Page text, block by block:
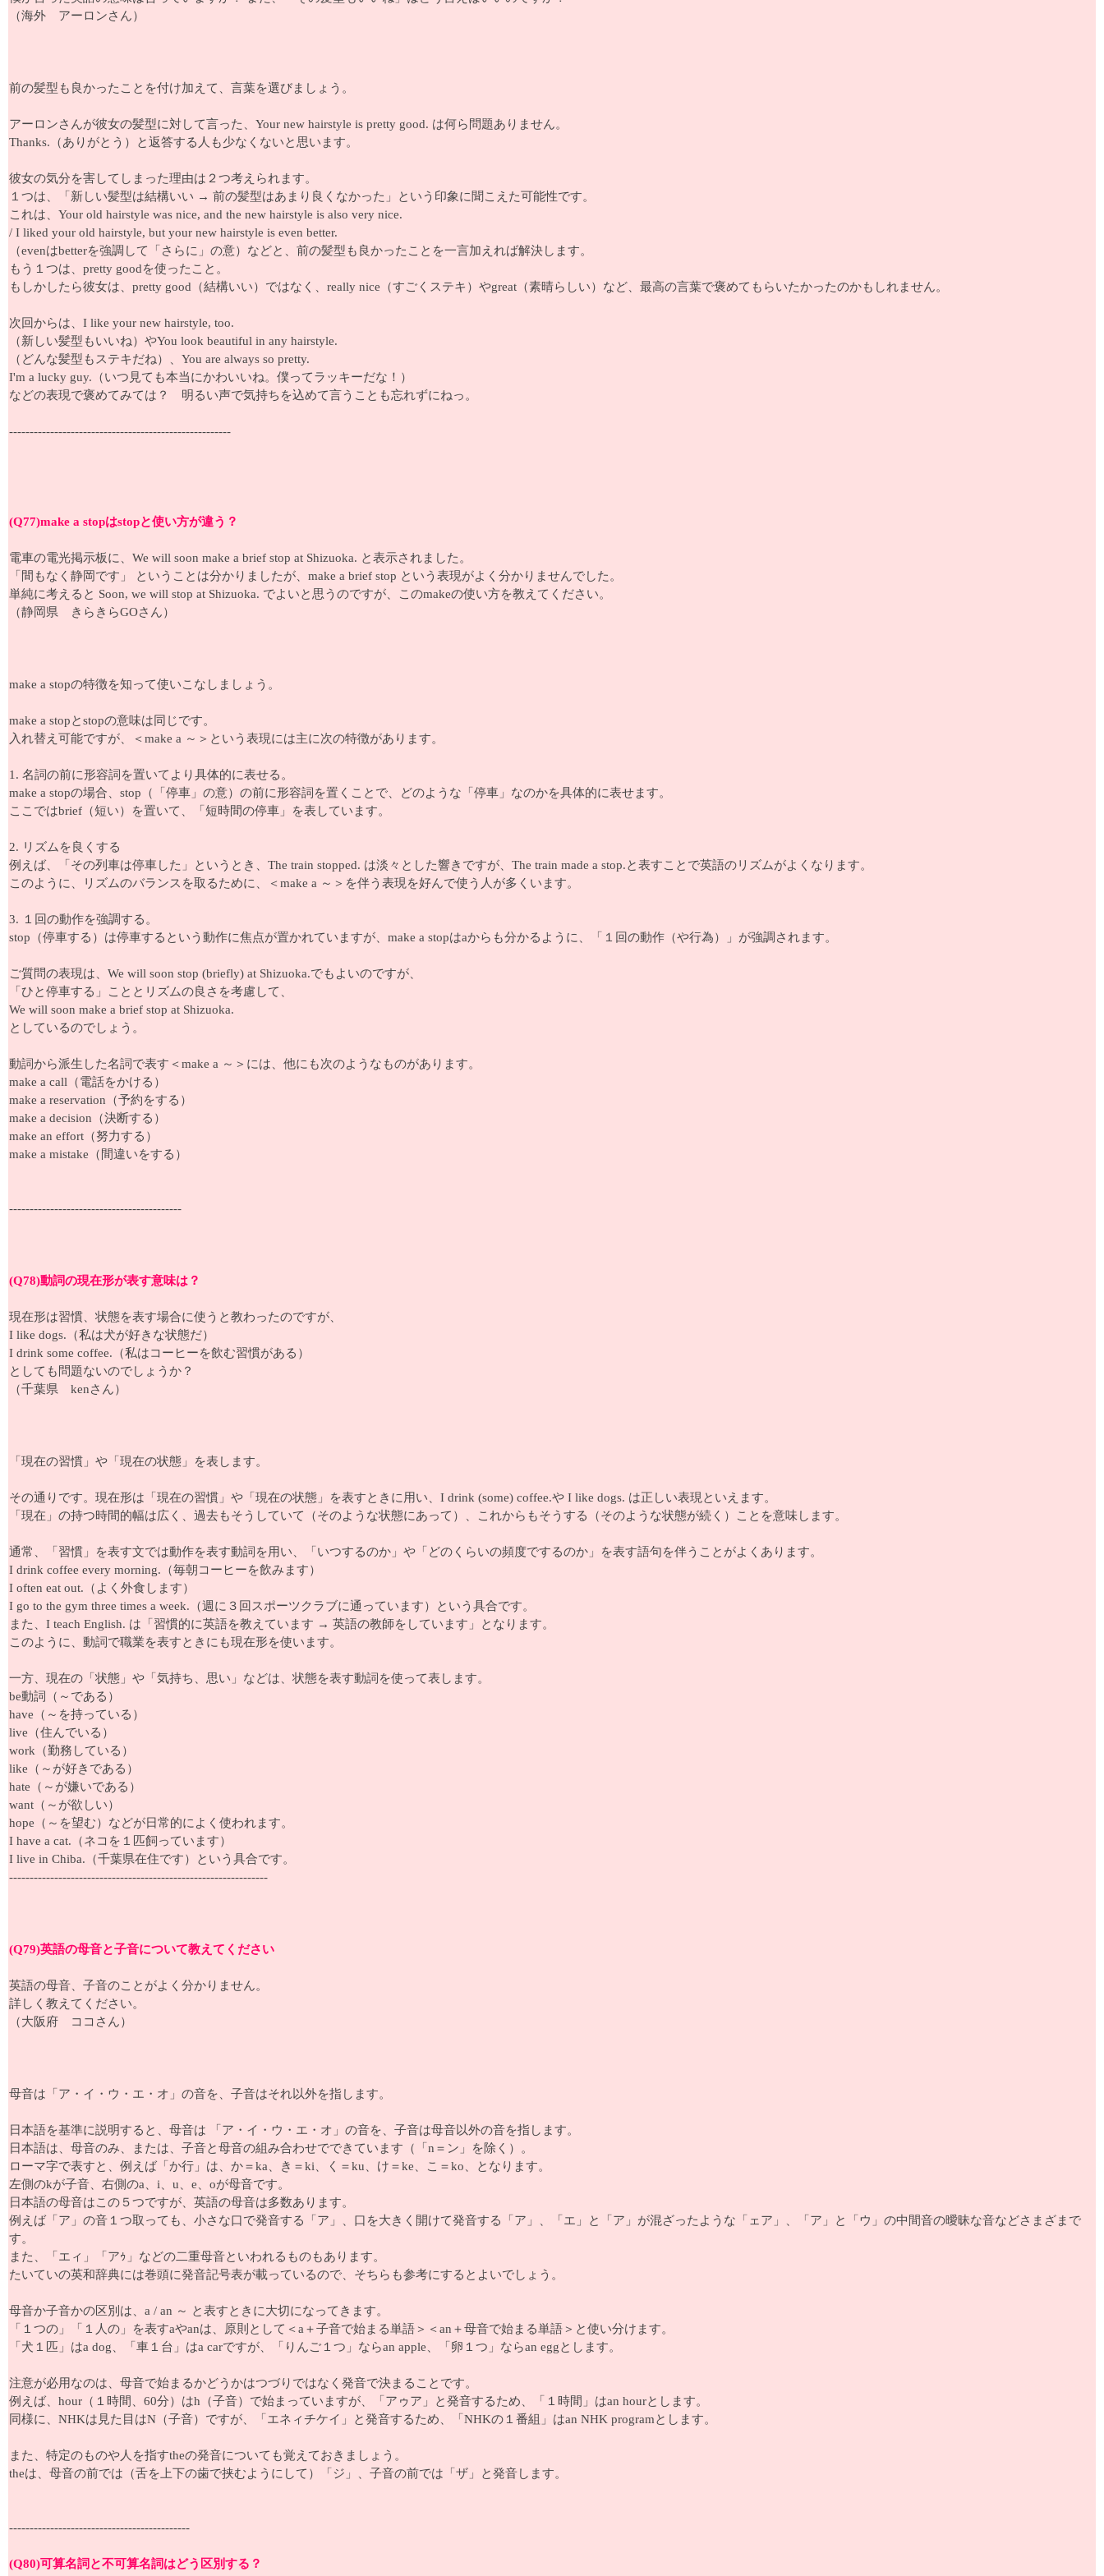
（海外 アーロンさん）
前の髪型も良かったことを付け加えて、言葉を選びましょう。
アーロンさんが彼女の髪型に対して言った、Your new hairstyle is pretty good. は何ら問題ありません。
Thanks.（ありがとう）と返答する人も少なくないと思います。
彼女の気分を害してしまった理由は２つ考えられます。
１つは、「新しい髪型は結構いい → 前の髪型はあまり良くなかった」という印象に聞こえた可能性です。
これは、Your old hairstyle was nice, and the new hairstyle is also very nice.
/ I liked your old hairstyle, but your new hairstyle is even better.
（evenはbetterを強調して「さらに」の意）などと、前の髪型も良かったことを一言加えれば解決します。
もう１つは、pretty goodを使ったこと。
もしかしたら彼女は、pretty good（結構いい）ではなく、really nice（すごくステキ）やgreat（素晴らしい）など、最高の言葉で褒めてもらいたかったのかもしれません。
次回からは、I like your new hairstyle, too.
（新しい髪型もいいね）やYou look beautiful in any hairstyle.
（どんな髪型もステキだね）、You are always so pretty.
I'm a lucky guy.（いつ見ても本当にかわいいね。僕ってラッキーだな！）
などの表現で褒めてみては？ 明るい声で気持ちを込めて言うことも忘れずにねっ。
------------------------------------------------------
(Q77)make a stopはstopと使い方が違う？
電車の電光掲示板に、We will soon make a brief stop at Shizuoka. と表示されました。
「間もなく静岡です」 ということは分かりましたが、make a brief stop という表現がよく分かりませんでした。
単純に考えると Soon, we will stop at Shizuoka. でよいと思うのですが、このmakeの使い方を教えてください。
（静岡県 きらきらGOさん）
make a stopの特徴を知って使いこなしましょう。
make a stopとstopの意味は同じです。
入れ替え可能ですが、＜make a ～＞という表現には主に次の特徴があります。
1. 名詞の前に形容詞を置いてより具体的に表せる。
make a stopの場合、stop（「停車」の意）の前に形容詞を置くことで、どのような「停車」なのかを具体的に表せます。
ここではbrief（短い）を置いて、「短時間の停車」を表しています。
2. リズムを良くする
例えば、「その列車は停車した」というとき、The train stopped. は淡々とした響きですが、The train made a stop.と表すことで英語のリズムがよくなります。
このように、リズムのバランスを取るために、＜make a ～＞を伴う表現を好んで使う人が多くいます。
3. １回の動作を強調する。
stop（停車する）は停車するという動作に焦点が置かれていますが、make a stopはaからも分かるように、「１回の動作（や行為）」が強調されます。
ご質問の表現は、We will soon stop (briefly) at Shizuoka.でもよいのですが、
「ひと停車する」こととリズムの良さを考慮して、
We will soon make a brief stop at Shizuoka.
としているのでしょう。
動詞から派生した名詞で表す＜make a ～＞には、他にも次のようなものがあります。
make a call（電話をかける）
make a reservation（予約をする）
make a decision（決断する）
make an effort（努力する）
make a mistake（間違いをする）
------------------------------------------
(Q78)動詞の現在形が表す意味は？
現在形は習慣、状態を表す場合に使うと教わったのですが、
I like dogs.（私は犬が好きな状態だ）
I drink some coffee.（私はコーヒーを飲む習慣がある）
としても問題ないのでしょうか？
（千葉県 kenさん）
「現在の習慣」や「現在の状態」を表します。
その通りです。現在形は「現在の習慣」や「現在の状態」を表すときに用い、I drink (some) coffee.や I like dogs. は正しい表現といえます。
「現在」の持つ時間的幅は広く、過去もそうしていて（そのような状態にあって）、これからもそうする（そのような状態が続く）ことを意味します。
通常、「習慣」を表す文では動作を表す動詞を用い、「いつするのか」や「どのくらいの頻度でするのか」を表す語句を伴うことがよくあります。
I drink coffee every morning.（毎朝コーヒーを飲みます）
I often eat out.（よく外食します）
I go to the gym three times a week.（週に３回スポーツクラブに通っています）という具合です。
また、I teach English. は「習慣的に英語を教えています → 英語の教師をしています」となります。
このように、動詞で職業を表すときにも現在形を使います。
一方、現在の「状態」や「気持ち、思い」などは、状態を表す動詞を使って表します。
be動詞（～である）
have（～を持っている）
live（住んでいる）
work（勤務している）
like（～が好きである）
hate（～が嫌いである）
want（～が欲しい）
hope（～を望む）などが日常的によく使われます。
I have a cat.（ネコを１匹飼っています）
I live in Chiba.（千葉県在住です）という具合です。
---------------------------------------------------------------
(Q79)英語の母音と子音について教えてください
英語の母音、子音のことがよく分かりません。
詳しく教えてください。
（大阪府 ココさん）
母音は「ア・イ・ウ・エ・オ」の音を、子音はそれ以外を指します。
日本語を基準に説明すると、母音は 「ア・イ・ウ・エ・オ」の音を、子音は母音以外の音を指します。
日本語は、母音のみ、または、子音と母音の組み合わせでできています（「n＝ン」を除く）。
ローマ字で表すと、例えば「か行」は、か＝ka、き＝ki、く＝ku、け＝ke、こ＝ko、となります。
左側のkが子音、右側のa、i、u、e、oが母音です。
日本語の母音はこの５つですが、英語の母音は多数あります。
例えば「ア」の音１つ取っても、小さな口で発音する「ア」、口を大きく開けて発音する「ア」、「エ」と「ア」が混ざったような「ェア」、「ア」と「ウ」の中間音の曖昧な音などさまざまで
す。
また、「エィ」「アｩ」などの二重母音といわれるものもあります。
たいていの英和辞典には巻頭に発音記号表が載っているので、そちらも参考にするとよいでしょう。
母音か子音かの区別は、a / an ～ と表すときに大切になってきます。
「１つの」「１人の」を表すaやanは、原則として＜a＋子音で始まる単語＞＜an＋母音で始まる単語＞と使い分けます。
「犬１匹」はa dog、「車１台」はa carですが、「りんご１つ」ならan apple、「卵１つ」ならan eggとします。
注意が必用なのは、母音で始まるかどうかはつづりではなく発音で決まることです。
例えば、hour（１時間、60分）はh（子音）で始まっていますが、「アゥア」と発音するため、「１時間」はan hourとします。
同様に、NHKは見た目はN（子音）ですが、「エネィチケイ」と発音するため、「NHKの１番組」はan NHK programとします。
また、特定のものや人を指すtheの発音についても覚えておきましょう。
theは、母音の前では（舌を上下の歯で挟むようにして）「ジ」、子音の前では「ザ」と発音します。
--------------------------------------------
(Q80)可算名詞と不可算名詞はどう区別する？